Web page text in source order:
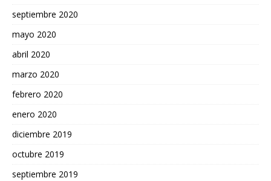
septiembre 2020
mayo 2020
abril 2020
marzo 2020
febrero 2020
enero 2020
diciembre 2019
octubre 2019
septiembre 2019